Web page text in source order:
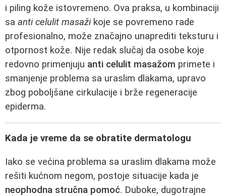
i piling kože istovremeno. Ova praksa, u kombinaciji
sa anti celulit masažikoje se povremeno rade
profesionalno, može značajno unaprediti teksturu i
otpornost kože. Nije redak slučaj da osobe koje
redovno primenjuju anti celulit masažom primete i
smanjenje problema sa uraslim dlakama, upravo
zbog poboljšane cirkulacije i brže regeneracije
epiderma.
Kada je vreme da se obratite dermatologu
Iako se većina problema sa uraslim dlakama može
rešiti kućnom negom, postoje situacije kada je
neophodna stručna pomoć. Duboke, dugotrajne